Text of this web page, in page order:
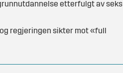
etterfulgt av seks
regjeringen sikter mot «full